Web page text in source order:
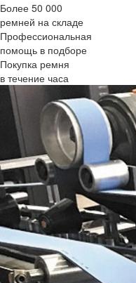
Более 50 000
ремней на складе
Профессиональная
помощь в подборе
Покупка ремня
в течение часа